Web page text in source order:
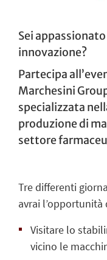
Sei
innovazione?
Partecipa
Marchesini
specializzata
produzione di
settore
Tre differenti
avrai l’opportunità
Visitare lo
vicino le